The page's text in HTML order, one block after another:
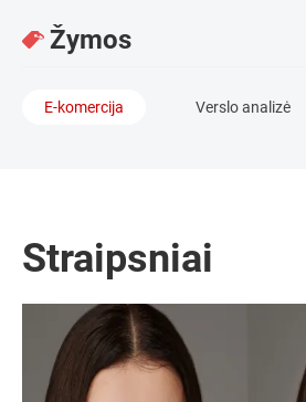
Žymos
E-komercija Verslo analizė
Straipsniai